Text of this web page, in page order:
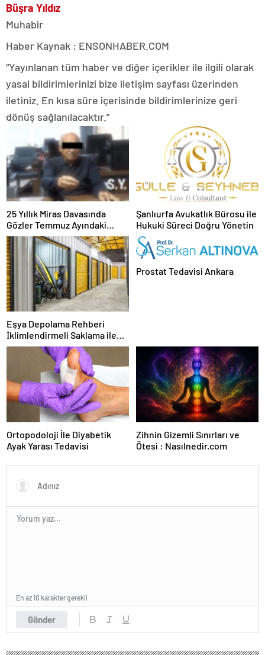
Büşra Yıldız
Muhabir
Haber Kaynak : ENSONHABER.COM
“Yayınlanan tüm haber ve diğer içerikler ile ilgili olarak
yasal bildirimlerinizi bize iletişim sayfası üzerinden
iletiniz. En kısa süre içerisinde bildirimlerinize geri
dönüş sağlanılacaktır.”
25 Yıllık Miras Davasında
Gözler Temmuz Ayındaki
Karar Duruşmasına Çevrildi
Şanlıurfa Avukatlık Bürosu ile
Hukuki Süreci Doğru Yönetin
Eşya Depolama Rehberi
İklimlendirmeli Saklama ile
Güvenli Kullanım
Prostat Tedavisi Ankara
Ortopodoloji İle Diyabetik
Ayak Yarası Tedavisi
Zihnin Gizemli Sınırları ve
Ötesi : Nasılnedir.com
Gönder
En az 10 karakter gerekli